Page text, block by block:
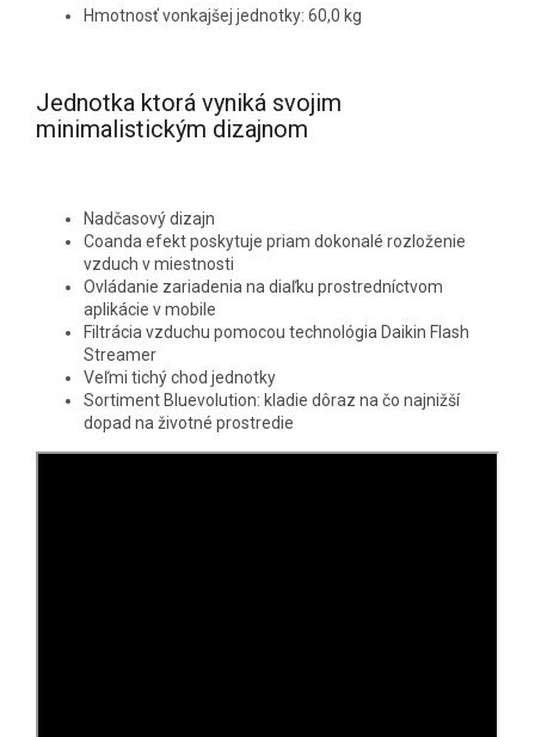
Hmotnosť vonkajšej jednotky: 60,0 kg
Jednotka ktorá vyniká svojim
minimalistickým dizajnom
Nadčasový dizajn
Coanda efekt poskytuje priam dokonalé rozloženie
vzduch v miestnosti
Ovládanie zariadenia na diaľku prostredníctvom
aplikácie v mobile
Filtrácia vzduchu pomocou technológia Daikin Flash
Streamer
Veľmi tichý chod jednotky
Sortiment Bluevolution: kladie dôraz na čo najnižší
dopad na životné prostredie